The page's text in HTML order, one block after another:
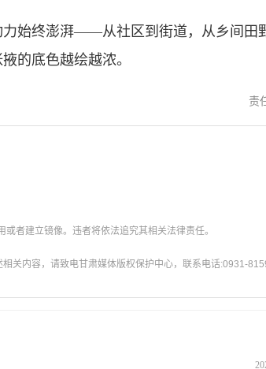
始终澎湃——从社区到街道，从乡间田
的底色越绘越浓。
责
者建立镜像。违者将依法追究其相关法律责任。
关内容，请致电甘肃媒体版权保护中心，联系电话:0931-